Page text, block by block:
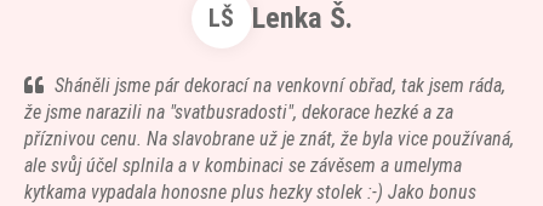
LŠ Lenka Š.
Sháněli jsme pár dekorací na venkovní obřad, tak jsem ráda,
že jsme narazili na "svatbusradosti", dekorace hezké a za
příznivou cenu. Na slavobrane už je znát, že byla vice používaná,
ale svůj účel splnila a v kombinaci se závěsem a umelyma
kytkama vypadala honosne plus hezky stolek :-) Jako bonus